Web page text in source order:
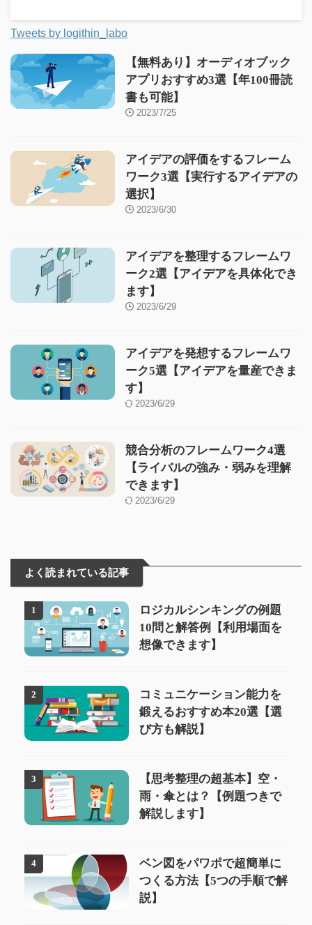
Tweets by logithin_labo
【無料あり】オーディオブック
アプリおすすめ3選【年100冊読
書も可能】
2023/7/25
アイデアの評価をするフレーム
ワーク3選【実行するアイデアの
選択】
2023/6/30
アイデアを整理するフレームワ
ーク2選【アイデアを具体化でき
ます】
2023/6/29
アイデアを発想するフレームワ
ーク5選【アイデアを量産できま
す】
2023/6/29
競合分析のフレームワーク4選
【ライバルの強み・弱みを理解
できます】
2023/6/29
よく読まれている記事
1
ロジカルシンキングの例題
10問と解答例【利用場面を
想像できます】
2
コミュニケーション能力を
鍛えるおすすめ本20選【選
び方も解説】
3
【思考整理の超基本】空・
雨・傘とは？【例題つきで
解説します】
4
ベン図をパワポで超簡単に
つくる方法【5つの手順で解
説】